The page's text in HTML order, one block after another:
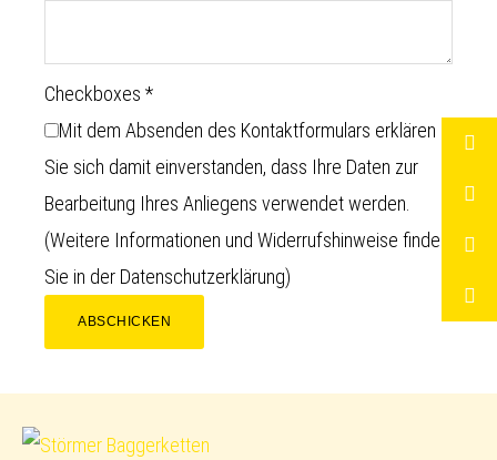
Checkboxes *
Mit dem Absenden des Kontaktformulars erklären
Sie sich damit einverstanden, dass Ihre Daten zur
Bearbeitung Ihres Anliegens verwendet werden.
(Weitere Informationen und Widerrufshinweise finden
Sie in der Datenschutzerklärung)
ABSCHICKEN